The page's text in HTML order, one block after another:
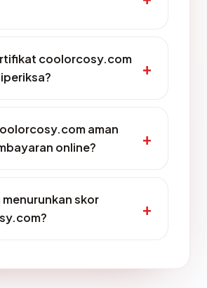
coolorcosy.com
aman
online?
skor